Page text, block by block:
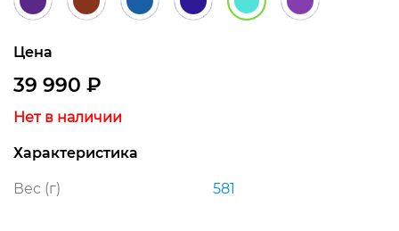
Цена
39 990 ₽
Нет в наличии
Характеристика
Вес (г) 581